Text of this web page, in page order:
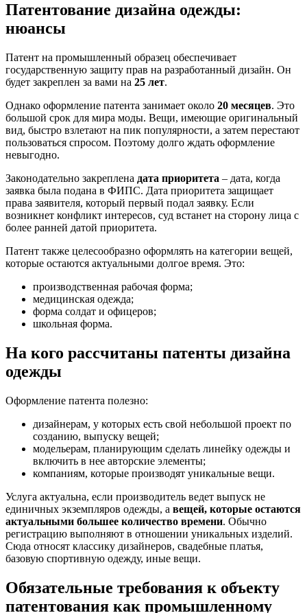
Патентование дизайна одежды:
нюансы
Патент на промышленный образец обеспечивает
государственную защиту прав на разработанный дизайн. Он
будет закреплен за вами на 25 лет.
Однако оформление патента занимает около 20 месяцев. Это
большой срок для мира моды. Вещи, имеющие оригинальный
вид, быстро взлетают на пик популярности, а затем перестают
пользоваться спросом. Поэтому долго ждать оформление
невыгодно.
Законодательно закреплена дата приоритета – дата, когда
заявка была подана в ФИПС. Дата приоритета защищает
права заявителя, который первый подал заявку. Если
возникнет конфликт интересов, суд встанет на сторону лица с
более ранней датой приоритета.
Патент также целесообразно оформлять на категории вещей,
которые остаются актуальными долгое время. Это:
производственная рабочая форма;
медицинская одежда;
форма солдат и офицеров;
школьная форма.
На кого рассчитаны патенты дизайна
одежды
Оформление патента полезно:
дизайнерам, у которых есть свой небольшой проект по
созданию, выпуску вещей;
модельерам, планирующим сделать линейку одежды и
включить в нее авторские элементы;
компаниям, которые производят уникальные вещи.
Услуга актуальна, если производитель ведет выпуск не
единичных экземпляров одежды, а вещей, которые остаются
актуальными большее количество времени. Обычно
регистрацию выполняют в отношении уникальных изделий.
Сюда относят классику дизайнеров, свадебные платья,
базовую спортивную одежду, иные вещи.
Обязательные требования к объекту
патентования как промышленному